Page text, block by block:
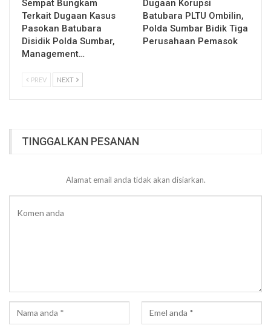
Sempat Bungkam
Terkait Dugaan Kasus
Pasokan Batubara
Disidik Polda Sumbar,
Management…
Dugaan Korupsi
Batubara PLTU Ombilin,
Polda Sumbar Bidik Tiga
Perusahaan Pemasok
PREV NEXT
TINGGALKAN PESANAN
Alamat email anda tidak akan disiarkan.